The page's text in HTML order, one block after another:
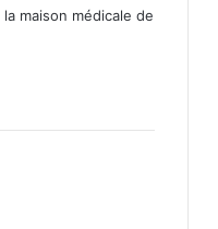
maison médicale de